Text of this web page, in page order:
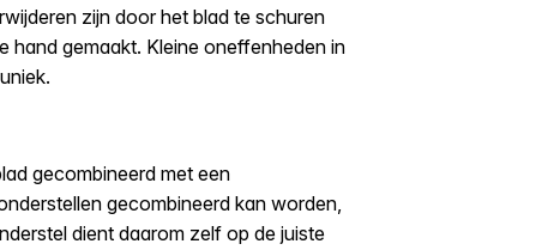
zijn door het blad te schuren
hand gemaakt. Kleine oneffenheden in
gecombineerd met een
gecombineerd kan worden,
dient daarom zelf op de juiste